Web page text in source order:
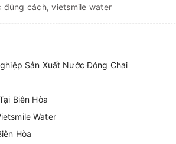
đúng cách,vietsmile water
Sản Xuất Nước Đóng Chai
Biên Hòa
Water
Hòa